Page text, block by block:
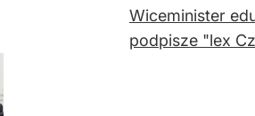
Wiceminister
podpisze "lex